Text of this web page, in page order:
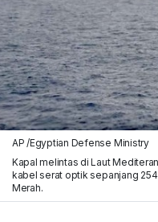
AP /Egyptian Defense Ministry
Kapal melintas di Laut
kabel serat optik sepanjang
Merah.